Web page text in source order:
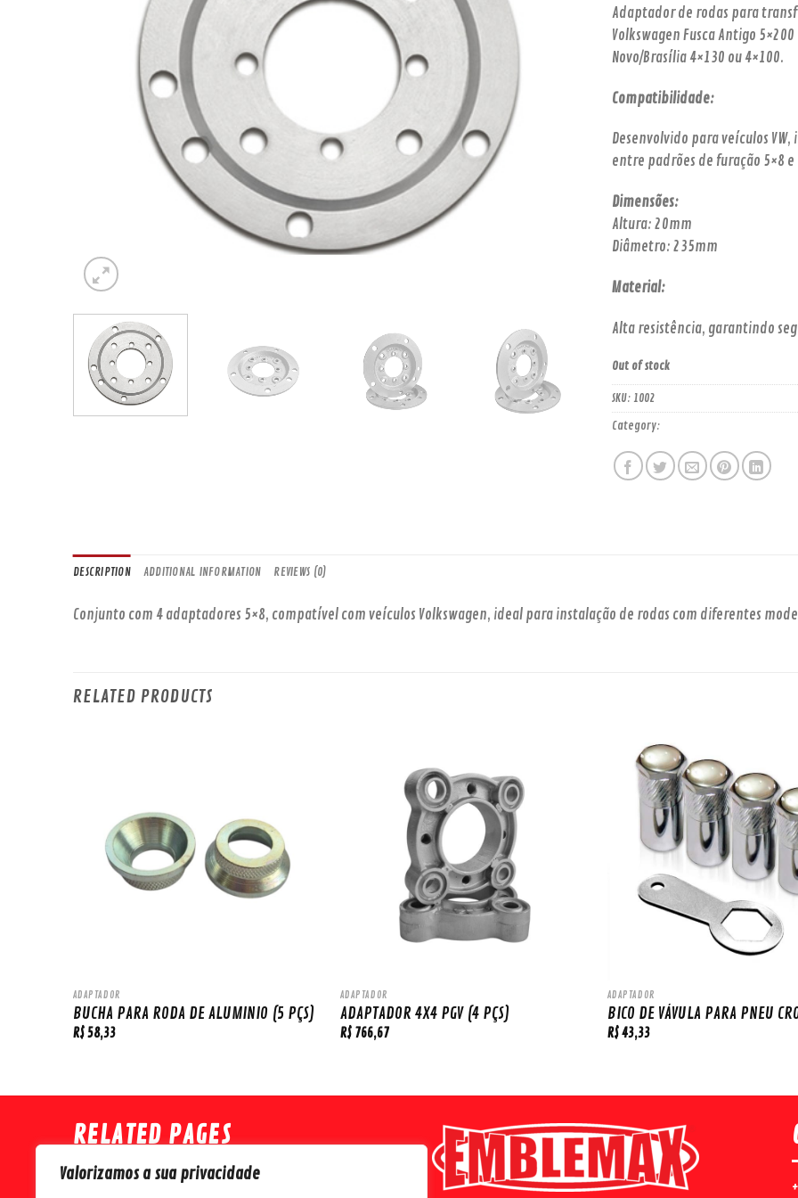
Valorizamos a sua privacidade
Adaptador de rodas para
Volkswagen Fusca Antigo
Novo/Brasília 4×130 ou 4×100.
Compatibilidade:
Desenvolvido para veículos
entre padrões de furação 5×8 e
Dimensões:
Altura: 20mm
Diâmetro: 235mm
Material:
Alta resistência, garantindo
Out of stock
SKU: 1002
Category:
DESCRIPTION ADDITIONAL INFORMATION REVIEWS (0)
Conjunto com 4 adaptadores 5×8, compatível com veículos Volkswagen, ideal para instalação de rodas com diferentes
RELATED PRODUCTS
ADAPTADOR
BUCHA PARA RODA DE ALUMINIO (5 PÇS)
R$58,33
ADAPTADOR
ADAPTADOR 4X4 PGV (4 PÇS)
R$766,67
ADAPTADOR
BICO DE VÁVULA PARA PNEU
R$43,33
RELATED PAGES